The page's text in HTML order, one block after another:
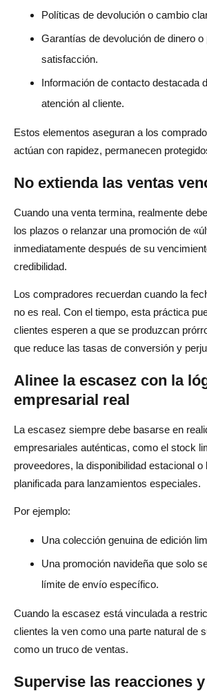
Políticas de devolución o cambio
Garantías de devolución de dinero
satisfacción.
Información de contacto destacada
atención al cliente.
Estos elementos aseguran a los
actúan con rapidez, permanecen
No extienda las ventas
Cuando una venta termina, realmente
los plazos o relanzar una promoción de
inmediatamente después de su
credibilidad.
Los compradores recuerdan cuando la
no es real. Con el tiempo, esta práctica
clientes esperen a que se produzcan
que reduce las tasas de conversión y
Alinee la escasez con la
empresarial real
La escasez siempre debe basarse en
empresariales auténticas, como el stock
proveedores, la disponibilidad estacional
planificada para lanzamientos especiales.
Por ejemplo:
Una colección genuina de edición
Una promoción navideña que solo
límite de envío específico.
Cuando la escasez está vinculada a
clientes la ven como una parte natural de
como un truco de ventas.
Supervise las reacciones